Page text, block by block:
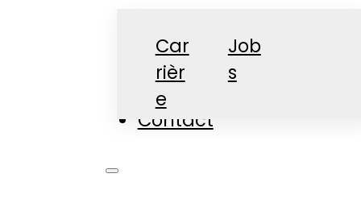
Car
rièr
e
Job
s
Nieuws
Contact